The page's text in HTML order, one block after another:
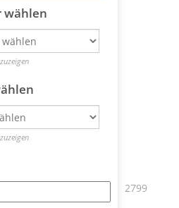
wählen
2799